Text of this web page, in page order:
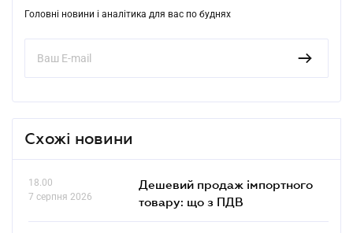
Головні новини і аналітика для вас по буднях
Схожі новини
18.00
7 серпня 2026
Дешевий продаж імпортного
товару: що з ПДВ